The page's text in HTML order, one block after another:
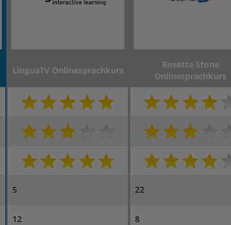
LinguaTV Onlinesprachkurs
Rosetta Stone
Onlinesprachkurs
5 22
12 8